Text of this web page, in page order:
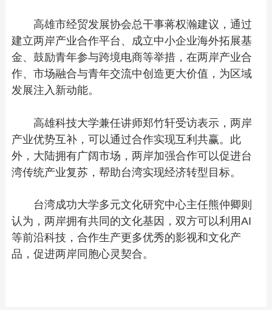
高雄市经贸发展协会总干事蒋权瀚建议，通过
建立两岸产业合作平台、成立中小企业海外拓展基
金、鼓励青年参与跨境电商等举措，在两岸产业合
作、市场融合与青年交流中创造更大价值，为区域
发展注入新动能。
高雄科技大学兼任讲师郑竹轩受访表示，两岸
产业优势互补，可以通过合作实现互利共赢。此
外，大陆拥有广阔市场，两岸加强合作可以促进台
湾传统产业复苏，帮助台湾实现经济转型目标。
台湾成功大学多元文化研究中心主任熊仲卿则
认为，两岸拥有共同的文化基因，双方可以利用AI
等前沿科技，合作生产更多优秀的影视和文化产
品，促进两岸同胞心灵契合。